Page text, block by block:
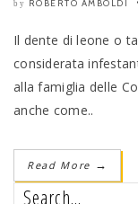
by ROBERTO AMBOLDI
Il dente di leone o
considerata
alla famiglia delle
anche come..
Read More →